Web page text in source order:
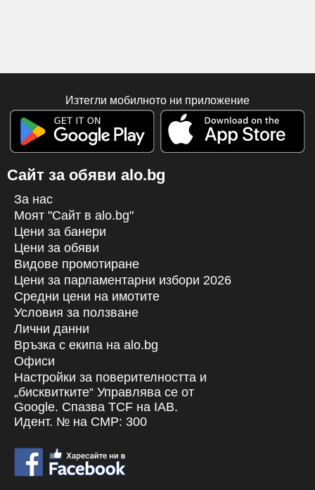
Изтегли мобилното ни приложение
Сайт за обяви alo.bg
За нас
Моят "Сайт в alo.bg"
Цени за банери
Цени за обяви
Видове промотиране
Цени за парламентарни избори 2026
Средни цени на имотите
Условия за ползване
Лични данни
Връзка с екипa на alo.bg
Офиси
Настройки за поверителността и
„бисквитките“ Управлява се от
Google. Спазва TCF на IAB.
Идент. № на CMP: 300